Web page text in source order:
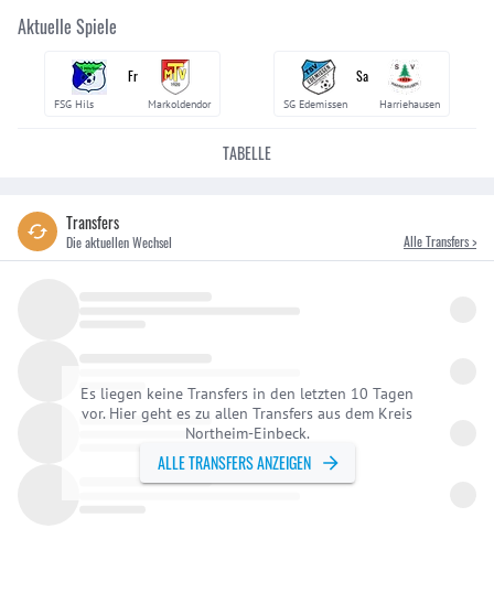
Aktuelle Spiele
Fr
FSG Hils Markoldendor
Sa
SG Edemissen Harriehausen
TABELLE
Transfers
Die aktuellen Wechsel Alle Transfers >
Es liegen keine Transfers in den letzten 10 Tagen
vor. Hier geht es zu allen Transfers aus dem Kreis
Northeim-Einbeck.
ALLE TRANSFERS ANZEIGEN